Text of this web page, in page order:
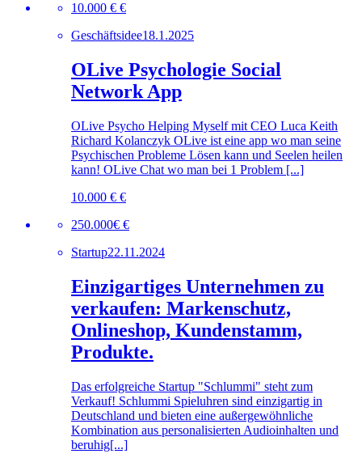
10.000 € €
Geschäftsidee18.1.2025
OLive Psychologie Social
Network App
OLive Psycho Helping Myself mit CEO Luca Keith
Richard Kolanczyk OLive ist eine app wo man seine
Psychischen Probleme Lösen kann und Seelen heilen
kann! OLive Chat wo man bei 1 Problem [...]
10.000 € €
250.000€ €
Startup22.11.2024
Einzigartiges Unternehmen zu
verkaufen: Markenschutz,
Onlineshop, Kundenstamm,
Produkte.
Das erfolgreiche Startup "Schlummi" steht zum
Verkauf! Schlummi Spieluhren sind einzigartig in
Deutschland und bieten eine außergewöhnliche
Kombination aus personalisierten Audioinhalten und
beruhig[...]